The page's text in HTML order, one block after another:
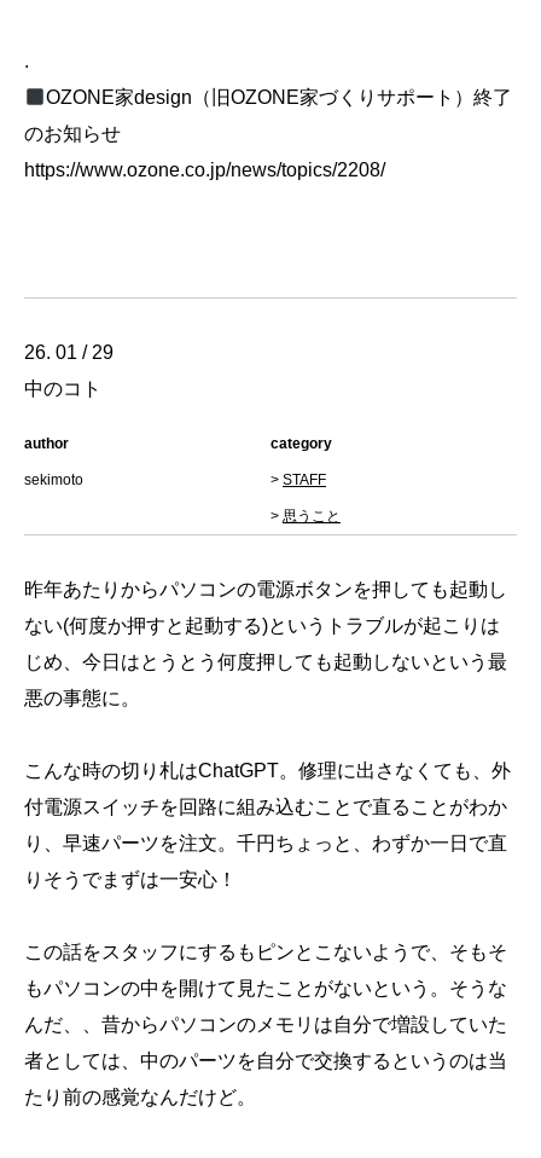
.
OZONE家design（旧OZONE家づくりサポート）終了
のお知らせ
https://www.ozone.co.jp/news/topics/2208/
26. 01 / 29
中のコト
author
sekimoto
category
> STAFF
> 思うこと
昨年あたりからパソコンの電源ボタンを押しても起動し
ない(何度か押すと起動する)というトラブルが起こりは
じめ、今日はとうとう何度押しても起動しないという最
悪の事態に。
こんな時の切り札はChatGPT。修理に出さなくても、外
付電源スイッチを回路に組み込むことで直ることがわか
り、早速パーツを注文。千円ちょっと、わずか一日で直
りそうでまずは一安心！
この話をスタッフにするもピンとこないようで、そもそ
もパソコンの中を開けて見たことがないという。そうな
んだ、、昔からパソコンのメモリは自分で増設していた
者としては、中のパーツを自分で交換するというのは当
たり前の感覚なんだけど。